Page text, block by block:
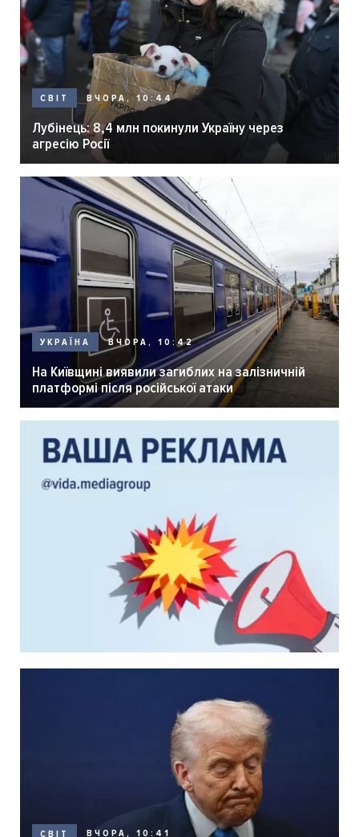
СВІТ ВЧОРА, 10:44
Лубінець: 8,4 млн покинули Україну через
агресію Росії
УКРАЇНА ВЧОРА, 10:42
На Київщині виявили загиблих на залізничній
платформі після російської атаки
СВІТ ВЧОРА, 10:41